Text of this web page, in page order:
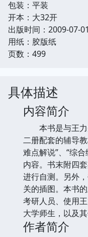
包装：平装
开本：大32开
出版时间：2009-07-01
用纸：胶版纸
页数：499
具体描述
内容简介
本书是与王力
二册配套的辅导
难点解说”、“综
内容。书末附四
进行自测。另外
关的插图。本书
考研人员、使用
大学师生，以及
作者简介